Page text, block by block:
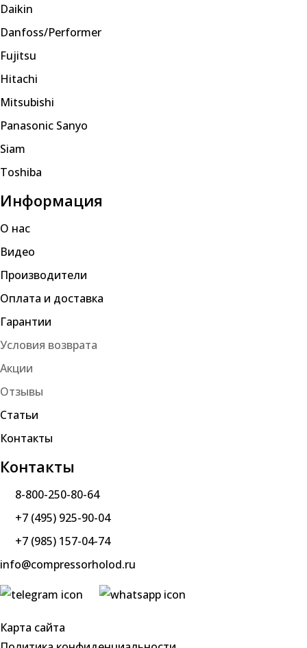
Daikin
Danfoss/Performer
Fujitsu
Hitachi
Mitsubishi
Panasonic Sanyo
Siam
Toshiba
Информация
О нас
Видео
Производители
Оплата и доставка
Гарантии
Условия возврата
Акции
Отзывы
Статьи
Контакты
Контакты
8-800-250-80-64
+7 (495) 925-90-04
+7 (985) 157-04-74
info@compressorholod.ru
Карта сайта